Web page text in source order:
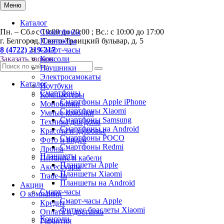
Меню
Каталог
Смартфоны
Планшеты
Смарт-часы
Консоли
Наушники
Электросамокаты
Ноутбуки
Компьютеры
Моноблоки
Умные колонки
Техника для дома
Красота и здоровье
Фото и видео
Дроны
Питание и кабели
Аксессуары
Trade-In
Акции
О компании
Кредит
Оплата и доставка
Гарантия
Пн. – Сб.: с 10:00 до 20:00 ; Вс.: с 10:00 до 17:00
г. Белгород, Свято-Троицкий бульвар, д. 5
8 (4722) 219-217
Заказать звонок
Каталог
Смартфоны
Смартфоны Apple iPhone
Смартфоны Хiaomi
Смартфоны Samsung
Смартфоны на Android
Смартфоны POCO
Смартфоны Redmi
Планшеты
Планшеты Apple
Планшеты Xiaomi
Планшеты на Android
Смарт-часы
Смарт-часы Apple
Фитнес браслеты Xiaomi
Консоли